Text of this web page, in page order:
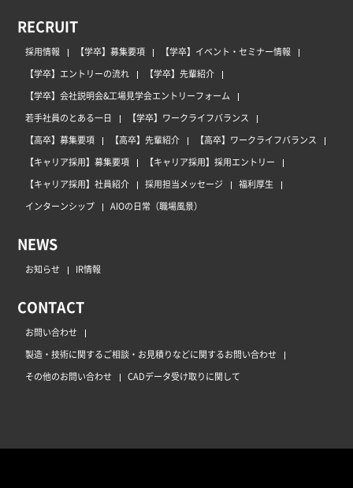
RECRUIT
採用情報 【学卒】募集要項
【学卒】イベント・セミナー情報
【学卒】エントリーの流れ
【学卒】先輩紹介
【学卒】会社説明会&工場見学会エントリーフォーム
若手社員のとある一日
【学卒】ワークライフバランス
【高卒】募集要項
【高卒】先輩紹介
【高卒】ワークライフバランス
【キャリア採用】募集要項
【キャリア採用】採用エントリー
【キャリア採用】社員紹介
採用担当メッセージ
福利厚生
インターンシップ
AIOの日常（職場風景）
NEWS
お知らせ IR情報
CONTACT
お問い合わせ
製造・技術に関するご相談・お見積りなどに関するお問い合わせ
その他のお問い合わせ
CADデータ受け取りに関して